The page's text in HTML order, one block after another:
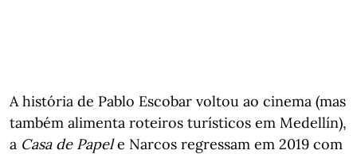
A história de Pablo Escobar voltou ao cinema (mas
também alimenta roteiros turísticos em Medellín),
a Casa de Papele Narcos regressam em 2019 com